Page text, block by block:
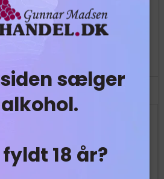
sælger
fyldt 18 år?
Vis produkt